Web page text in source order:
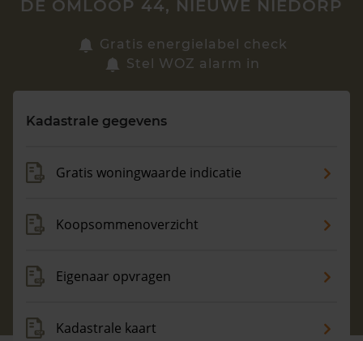
Zoek een woning
Maandag t/m vrijdag - 08:00 -18:00
DE OMLOOP 44, NIEUWE NIEDORP
Gratis energielabel check
Stel WOZ alarm in
Kadastrale gegevens
Gratis woningwaarde indicatie
Koopsommenoverzicht
Eigenaar opvragen
Kadastrale kaart